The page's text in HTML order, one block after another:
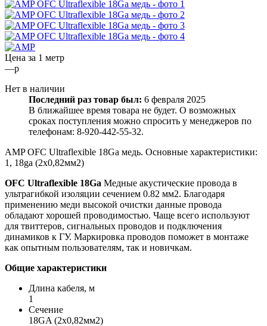
Цена за 1 метр
—p
Нет в наличии
Последний раз товар был: 6 февраля 2025
В ближайшее время товара не будет. О возможных
сроках поступления можно спросить у менеджеров по
телефонам: 8-920-442-55-32.
AMP OFC Ultraflexible 18Ga медь. Основные характеристики:
1, 18ga (2х0,82мм2)
OFC Ultraflexible 18Ga Медные акустические провода в
ультрагибкой изоляции сечением 0.82 мм2. Благодаря
применению меди высокой очистки данные провода
обладают хорошей проводимостью. Чаще всего используют
для твиттеров, сигнальных проводов и подключения
динамиков к ГУ. Маркировка проводов поможет в монтаже
как опытным пользователям, так и новичкам.
Общие характеристики
Длина кабеля, м
1
Сечение
18GA (2х0,82мм2)